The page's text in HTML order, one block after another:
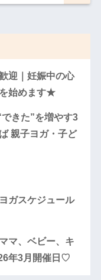
迎｜妊娠中の心
始めます★
きた”を増やす3
親子ヨガ・子ど
ガスケジュール
マ、ベビー、キ
年3月開催日♡